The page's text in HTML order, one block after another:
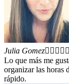
Julia Gomez    
Lo que más me
organizar las horas
rápido.